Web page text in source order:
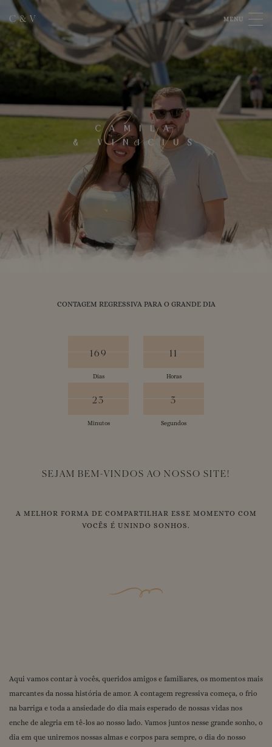
C & V MENU
C V
CAMILA
& VINICIUS
CONTAGEM REGRESSIVA PARA O GRANDE DIA
169
170
169
Dias
11
12
11
Horas
23
24
23
Minutos
2
3
2
Segundos
SEJAM BEM-VINDOS AO NOSSO SITE!
A MELHOR FORMA DE COMPARTILHAR ESSE MOMENTO COM
VOCÊS É UNINDO SONHOS.
Aqui vamos contar à vocês, queridos amigos e familiares, os momentos mais
marcantes da nossa história de amor. A contagem regressiva começa, o frio
na barriga e toda a ansiedade do dia mais esperado de nossas vidas nos
enche de alegria em tê-los ao nosso lado. Vamos juntos nesse grande sonho, o
dia em que uniremos nossas almas e corpos para sempre, o dia do nosso